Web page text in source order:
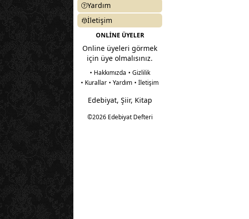
Yardım
İletişim
ONLİNE ÜYELER
Online üyeleri görmek
için üye olmalısınız.
• Hakkımızda • Gizlilik
• Kurallar • Yardım • İletişim
Edebiyat, Şiir, Kitap
©2026 Edebiyat Defteri